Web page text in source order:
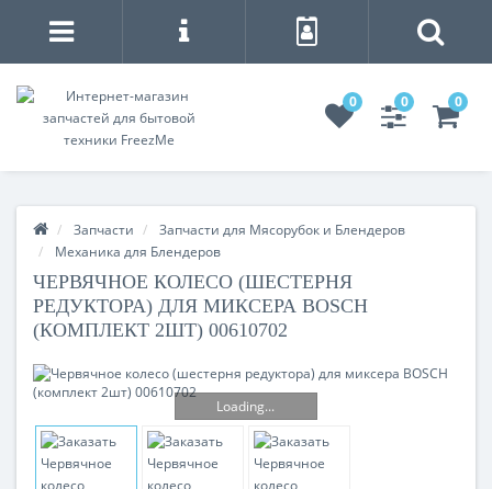
0 0 0
Запчасти
Запчасти для Мясорубок и Блендеров
Механика для Блендеров
ЧЕРВЯЧНОЕ КОЛЕСО (ШЕСТЕРНЯ
РЕДУКТОРА) ДЛЯ МИКСЕРА BOSCH
(КОМПЛЕКТ 2ШТ) 00610702
Loading...